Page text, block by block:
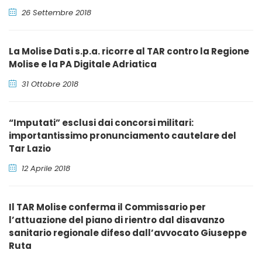
26 Settembre 2018
La Molise Dati s.p.a. ricorre al TAR contro la Regione
Molise e la PA Digitale Adriatica
31 Ottobre 2018
“Imputati” esclusi dai concorsi militari:
importantissimo pronunciamento cautelare del
Tar Lazio
12 Aprile 2018
Il TAR Molise conferma il Commissario per
l’attuazione del piano di rientro dal disavanzo
sanitario regionale difeso dall’avvocato Giuseppe
Ruta